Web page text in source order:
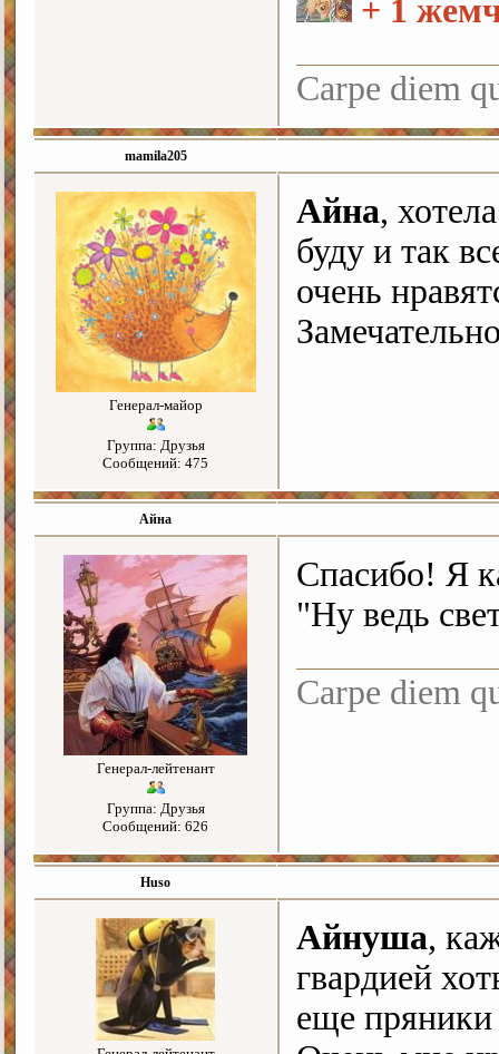
+ 1
Carpe diem
mamila205
Генерал-майор
Группа: Друзья
Сообщений: 475
Айна,
буду и так
очень
Айна
Генерал-лейтенант
Группа: Друзья
Сообщений: 626
Спасибо! Я
"Ну ведь
Carpe diem
Huso
Айнуша,
гвардией
еще